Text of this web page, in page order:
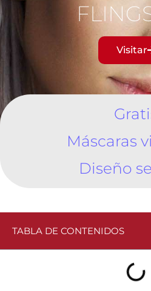
Visitar
Máscaras
Diseño
TABLA DE CONTENIDOS